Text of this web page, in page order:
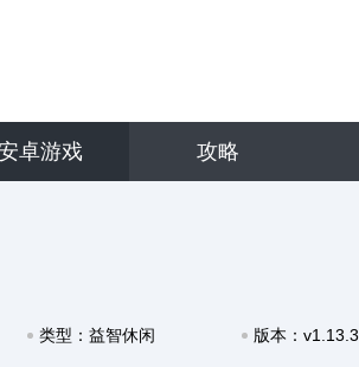
卓游戏 攻略
类型：益智休闲 版本：v1.13.3